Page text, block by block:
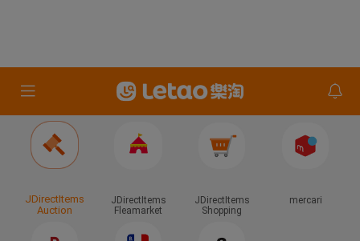
JDirectItems
Auction
JDirectItems
Fleamarket
JDirectItems
Shopping
mercari